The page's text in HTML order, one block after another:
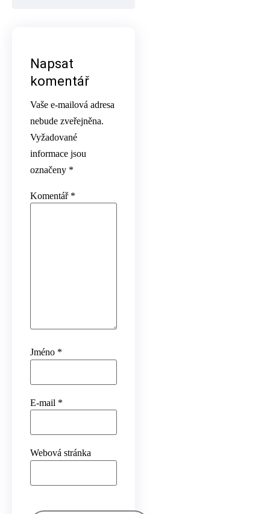
Napsat
komentář
Vaše e-mailová adresa
nebude zveřejněna.
Vyžadované
informace jsou
označeny *
Komentář *
Jméno *
E-mail *
Webová stránka